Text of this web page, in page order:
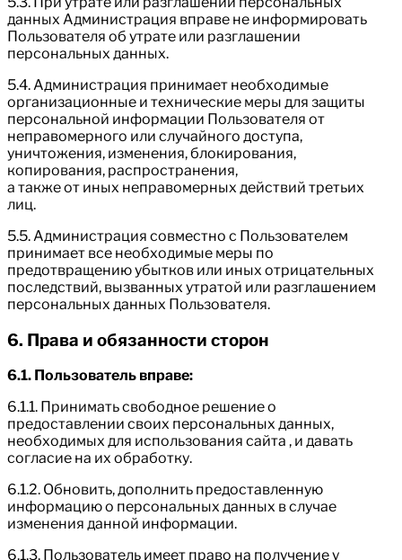
данных Администрация вправе не информировать
Пользователя об утрате или разглашении
персональных данных.
5.4. Администрация принимает необходимые
организационные и технические меры для защиты
персональной информации Пользователя от
неправомерного или случайного доступа,
уничтожения, изменения, блокирования,
копирования, распространения,
а также от иных неправомерных действий третьих
лиц.
5.5. Администрация совместно с Пользователем
принимает все необходимые меры по
предотвращению убытков или иных отрицательных
последствий, вызванных утратой или разглашением
персональных данных Пользователя.
6. Права и обязанности сторон
6.1. Пользователь вправе:
6.1.1. Принимать свободное решение о
предоставлении своих персональных данных,
необходимых для использования сайта , и давать
согласие на их обработку.
6.1.2. Обновить, дополнить предоставленную
информацию о персональных данных в случае
изменения данной информации.
6.1.3. Пользователь имеет право на получение у